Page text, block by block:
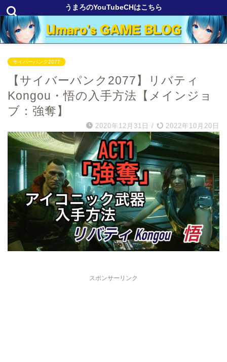
うまろのYouTubeCHはこちら
サイバーパンク2077
【サイバーパンク2077】リバティ
Kongou・悟の入手方法【メインジョ
ブ：強奪】
2020年12月31日 / 2022年10月20日
スポンサーリンク